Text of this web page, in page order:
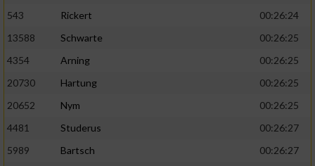
543
Rickert
00:26:24
13588
Schwarte
00:26:25
4354
Arning
00:26:25
20730
Hartung
00:26:25
20652
Nym
00:26:25
4481
Studerus
00:26:27
5989
Bartsch
00:26:27